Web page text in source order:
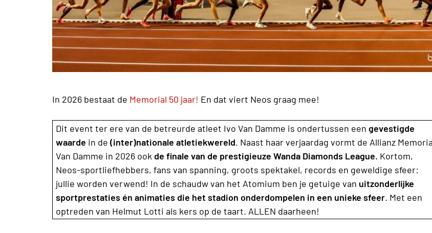
In 2026 bestaat de Memorial 50 jaar! En dat viert Neos graag mee!
Dit event ter ere van de betreurde atleet Ivo Van Damme is ondertussen een gevestigde
waarde in de (inter)nationale atletiekwereld. Naast haar verjaardag vormt de Allianz
Van Damme in 2026 ook de finale van de prestigieuze Wanda Diamonds League. Kortom,
Neos-sportliefhebbers, fans van spanning, groots spektakel, records en geweldige sfeer:
jullie worden verwend! In de schaudw van het Atomium ben je getuige van uitzonderlijke
sportprestaties én animaties die het stadion onderdompelen in een unieke sfeer. Met een
optreden van Helmut Lotti als kers op de taart. ALLEN daarheen!